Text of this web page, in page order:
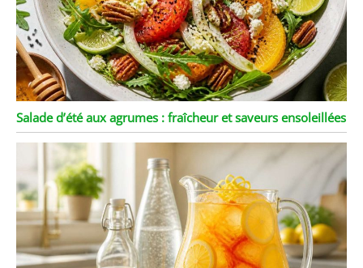
Salade d’été aux agrumes : fraîcheur et saveurs ensoleillées